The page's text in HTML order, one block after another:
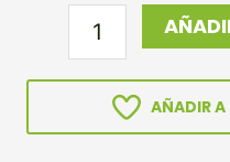
AÑADIR A